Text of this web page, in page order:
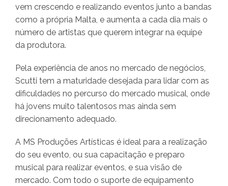
vem crescendo e realizando eventos junto a bandas
como a própria Malta, e aumenta a cada dia mais o
número de artistas que querem integrar na equipe
da produtora.
Pela experiência de anos no mercado de negócios,
Scutti tem a maturidade desejada para lidar com as
dificuldades no percurso do mercado musical, onde
há jovens muito talentosos mas ainda sem
direcionamento adequado.
A MS Produções Artísticas é ideal para a realização
do seu evento, ou sua capacitação e preparo
musical para realizar eventos, e sua visão de
mercado. Com todo o suporte de equipamento